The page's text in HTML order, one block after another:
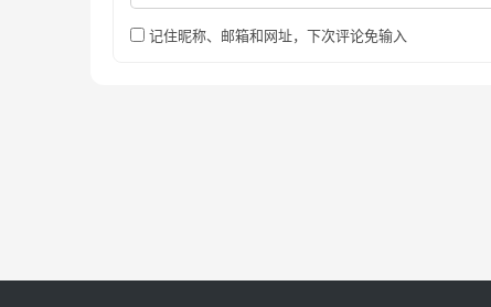
记住昵称、邮箱和网址，下次评论免输入